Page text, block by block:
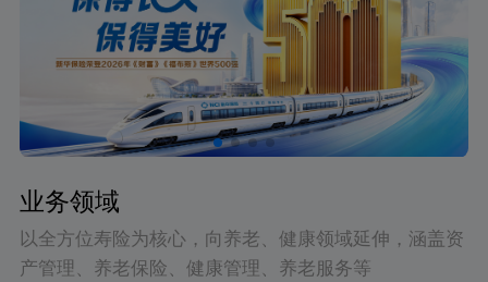
业务领域
以全方位寿险为核心，向养老、健康领域延伸，涵盖资
产管理、养老保险、健康管理、养老服务等